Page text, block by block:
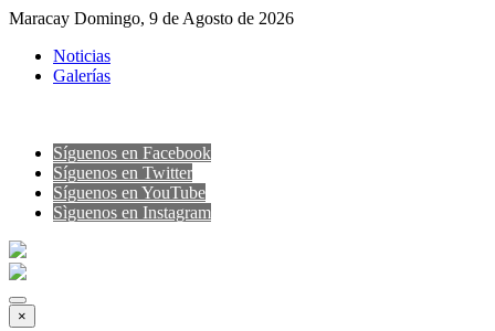
Maracay Domingo, 9 de Agosto de 2026
Noticias
Galerías
Síguenos en Facebook
Síguenos en Twitter
Síguenos en YouTube
Sìguenos en Instagram
×